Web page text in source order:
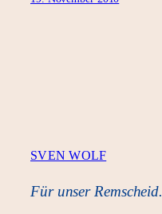
SVEN WOLF
Für unser Remscheid.